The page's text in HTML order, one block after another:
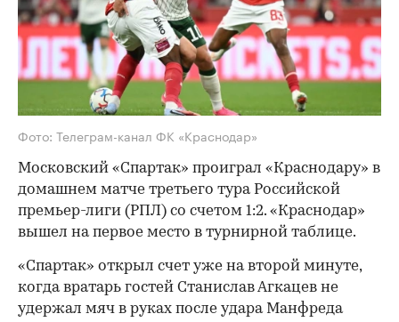
Фото: Телеграм-канал ФК «Краснодар»
Московский «Спартак» проиграл «Краснодару» в
домашнем матче третьего тура Российской
премьер-лиги (РПЛ) со счетом 1:2. «Краснодар»
вышел на первое место в турнирной таблице.
«Спартак» открыл счет уже на второй минуте,
когда вратарь гостей Станислав Агкацев не
удержал мяч в руках после удара Манфреда